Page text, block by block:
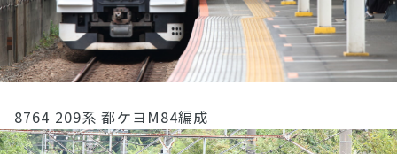
8764 209系 都ケヨM84編成